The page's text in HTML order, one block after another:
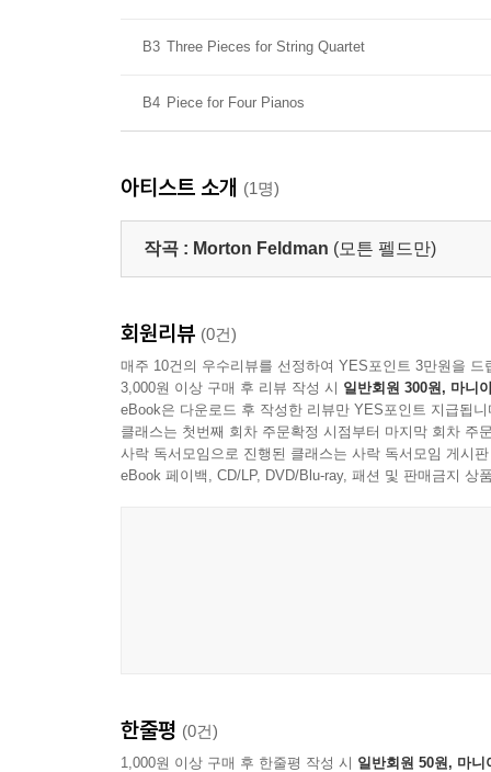
B3 Three Pieces for String Quartet
B4 Piece for Four Pianos
아티스트 소개 (1명)
작곡 : Morton Feldman (모튼 펠드만)
회원리뷰 (0건)
매주 10건의 우수리뷰를 선정하여 YES포인트 3만원을 드
3,000원 이상 구매 후 리뷰 작성 시 일반회원 300원, 마니
eBook은 다운로드 후 작성한 리뷰만 YES포인트 지급됩니
클래스는 첫번째 회차 주문확정 시점부터 마지막 회차 주
사락 독서모임으로 진행된 클래스는 사락 독서모임 게시
eBook 페이백, CD/LP, DVD/Blu-ray, 패션 및 판매금지 상
한줄평 (0건)
1,000원 이상 구매 후 한줄평 작성 시 일반회원 50원, 마니